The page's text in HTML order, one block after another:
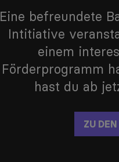
Eine befreundete
Intitiative
einem
Förderprogramm
hast du ab
ZU